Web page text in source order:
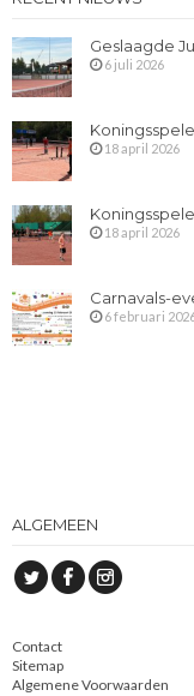
Geslaagde
6 juli 2026
18 april 2026
18 april 2026
Carnavals-
6 februari
ALGEMEEN
Contact
Sitemap
Algemene Voorwaarden